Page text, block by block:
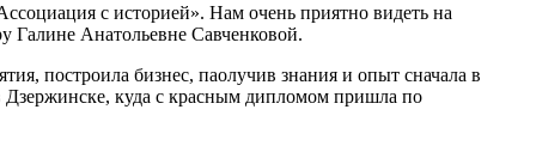
с историей». Нам очень приятно видеть на
Галине Анатольевне Савченковой.
построила бизнес, паолучив знания и опыт сначала в
Дзержинске, куда с красным дипломом пришла по